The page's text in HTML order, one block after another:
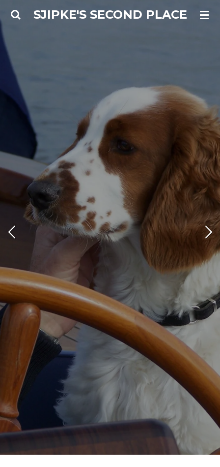
Ga
de
hoofdinhoud
SJIPKE'S SECOND PLACE